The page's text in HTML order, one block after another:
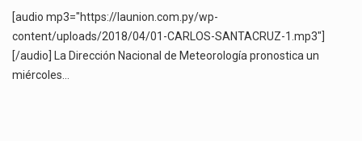
[audio mp3="https://launion.com.py/wp-
content/uploads/2018/04/01-CARLOS-SANTACRUZ-1.mp3"]
[/audio] La Dirección Nacional de Meteorología pronostica un
miércoles…